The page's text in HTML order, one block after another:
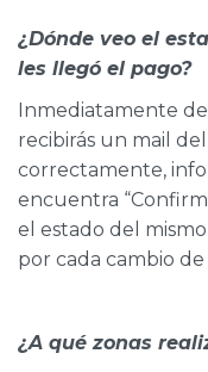
¿Dónde veo el
les llegó el pago?
Inmediatamente
recibirás un mail
correctamente,
encuentra
el estado del
por cada cambio de
¿A qué zonas